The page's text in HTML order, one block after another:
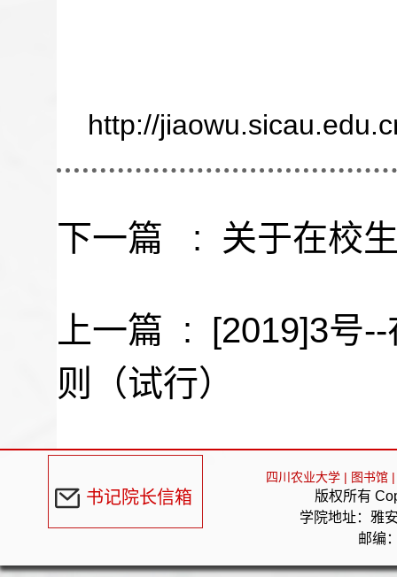
http://
下一篇 : 关于在校
上一篇 : [2019]3号
则（试行）
书记院长信箱
四川农业大学 | 图书馆 |
版权所有
学院地址：雅
邮编